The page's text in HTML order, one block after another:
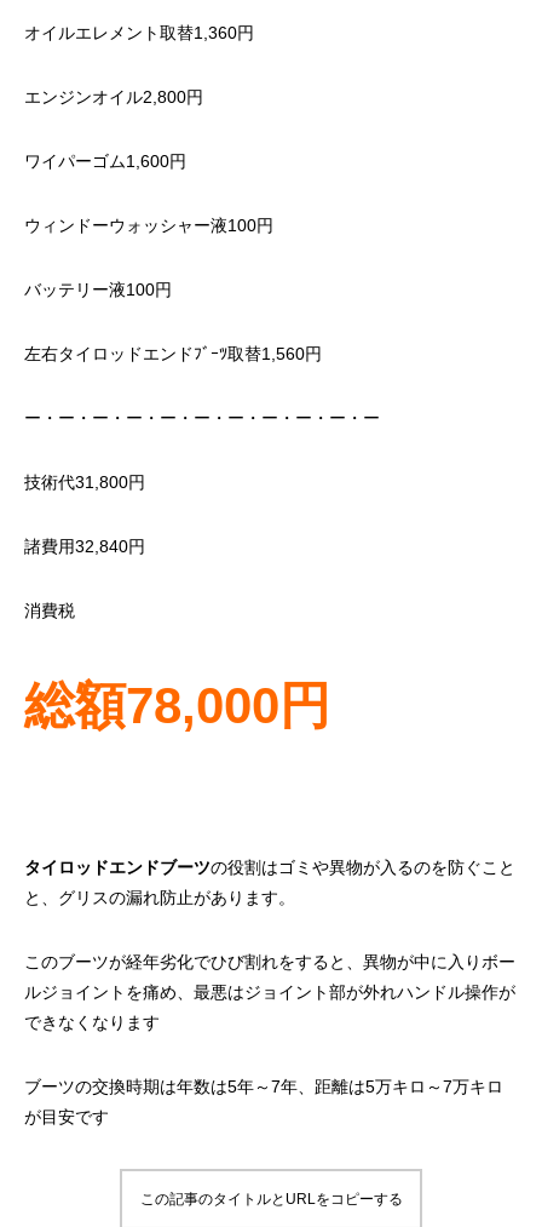
オイルエレメント取替1,360円
エンジンオイル2,800円
ワイパーゴム1,600円
ウィンドーウォッシャー液100円
バッテリー液100円
左右タイロッドエンドﾌﾞｰﾂ取替1,560円
ー・ー・ー・ー・ー・ー・ー・ー・ー・ー・ー
技術代31,800円
諸費用32,840円
消費税
総額78,000円
タイロッドエンドブーツの役割はゴミや異物が入るのを防ぐこと
と、グリスの漏れ防止があります。
このブーツが経年劣化でひび割れをすると、異物が中に入りボー
ルジョイントを痛め、最悪はジョイント部が外れハンドル操作が
できなくなります
ブーツの交換時期は年数は5年～7年、距離は5万キロ～7万キロ
が目安です
この記事のタイトルとURLをコピーする